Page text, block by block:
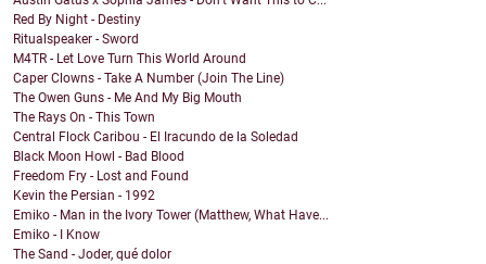
Red By Night - Destiny
Ritualspeaker - Sword
M4TR - Let Love Turn This World Around
Caper Clowns - Take A Number (Join The Line)
The Owen Guns - Me And My Big Mouth
The Rays On - This Town
Central Flock Caribou - El Iracundo de la Soledad
Black Moon Howl - Bad Blood
Freedom Fry - Lost and Found
Kevin the Persian - 1992
Emiko - Man in the Ivory Tower (Matthew, What Have...
Emiko - I Know
The Sand - Joder, qué dolor